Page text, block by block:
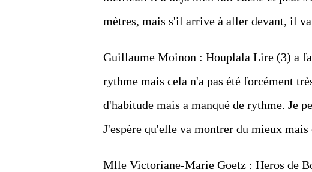
mètres, mais s'il arrive à aller devant, il
Guillaume Moinon : Houplala Lire (3) a
rythme mais cela n'a pas été forcément
d'habitude mais a manqué de rythme. Je
J'espère qu'elle va montrer du mieux
Mlle Victoriane-Marie Goetz : Heros de